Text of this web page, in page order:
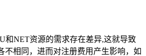
和NET资源的需求存在差异,这就导致
不相同，进而对注册费用产生影响，如